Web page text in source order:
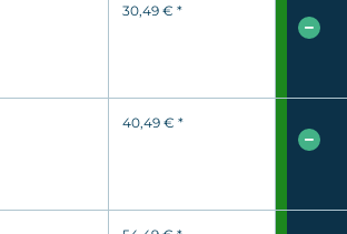
30,49 € *
40,49 € *